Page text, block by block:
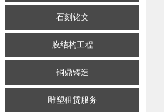
石刻铭文
膜结构工程
铜鼎铸造
雕塑租赁服务